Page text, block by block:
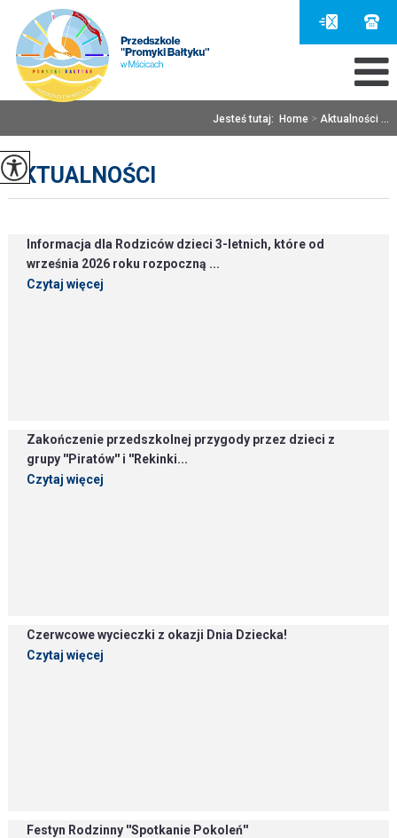
Jesteś tutaj: Home > Aktualności ...
AKTUALNOŚCI
Informacja dla Rodziców dzieci 3-letnich, które od
września 2026 roku rozpoczną ...
Czytaj więcej
Zakończenie przedszkolnej przygody przez dzieci z
grupy ''Piratów'' i ''Rekinki...
Czytaj więcej
Czerwcowe wycieczki z okazji Dnia Dziecka!
Czytaj więcej
Festyn Rodzinny ''Spotkanie Pokoleń''